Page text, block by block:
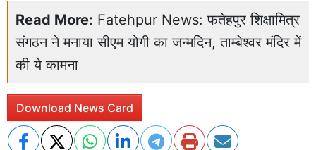
Read More: Fatehpur News: फतेहपुर शिक्षामित्र
संगठन ने मनाया सीएम योगी का जन्मदिन, ताम्बेश्वर मंदिर में
की ये कामना
Download News Card